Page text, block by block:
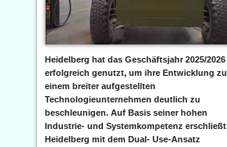
Heidelberg hat das Geschäftsjahr 2025/2026
erfolgreich genutzt, um ihre Entwicklung zu
einem breiter aufgestellten
Technologieunternehmen deutlich zu
beschleunigen. Auf Basis seiner hohen
Industrie- und Systemkompetenz erschließt
Heidelberg mit dem Dual- Use-Ansatz